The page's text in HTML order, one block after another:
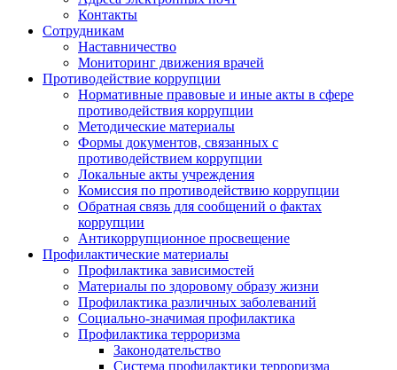
Контакты
Сотрудникам
Наставничество
Мониторинг движения врачей
Противодействие коррупции
Нормативные правовые и иные акты в сфере
противодействия коррупции
Методические материалы
Формы документов, связанных с
противодействием коррупции
Локальные акты учреждения
Комиссия по противодействию коррупции
Обратная связь для сообщений о фактах
коррупции
Антикоррупционное просвещение
Профилактические материалы
Профилактика зависимостей
Материалы по здоровому образу жизни
Профилактика различных заболеваний
Социально-значимая профилактика
Профилактика терроризма
Законодательство
Система профилактики терроризма